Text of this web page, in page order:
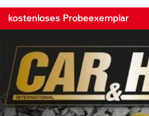
kostenloses Probeexemplar